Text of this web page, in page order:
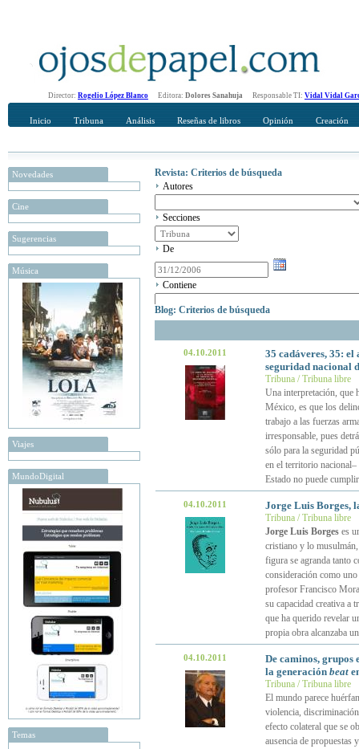
Director: Rogelio López Blanco Editora: Dolores Sanahuja Responsable TI: Vidal Vidal
Inicio Tribuna Análisis Reseñas de libros Opinión Creación
Novedades
Cine
Sugerencias
Música
Viajes
MundoDigital
Temas
Revista: Criterios de búsqueda
Autores
Secciones
De
Contiene
Blog: Criterios de búsqueda
04.10.2011
35 cadáveres, 35:
seguridad nacional
Tribuna / Tribuna libre
Una interpretación, que
México, es que los
trabajo a las fuerzas
irresponsable, pues
sólo para la seguridad
en el territorio nacional–
Estado no puede
04.10.2011 Jorge Luis Borges,
Tribuna / Tribuna libre
Jorge Luis Borgeses
cristiano y lo
figura se agranda tanto
consideración como
profesor Francisco
su capacidad creativa a
que ha querido revelar
propia obra alcanzaba
04.10.2011
De caminos,
la generación beat
Tribuna / Tribuna libre
El mundo parece
violencia,
efecto colateral que se
ausencia de propuestas